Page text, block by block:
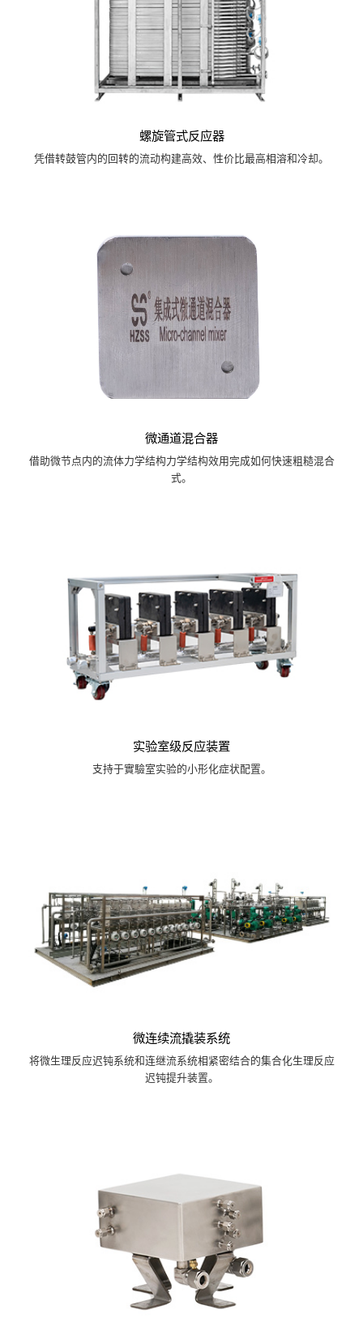
螺旋管式反应器
凭借转鼓管内的回转的流动构建高效、性价比最高相溶和冷却。
微通道混合器
借助微节点内的流体力学结构力学结构效用完成如何快速粗糙混合
式。
实验室级反应装置
支持于實驗室实验的小形化症状配置。
微连续流撬装系统
将微生理反应迟钝系统和连继流系统相紧密结合的集合化生理反应
迟钝提升装置。